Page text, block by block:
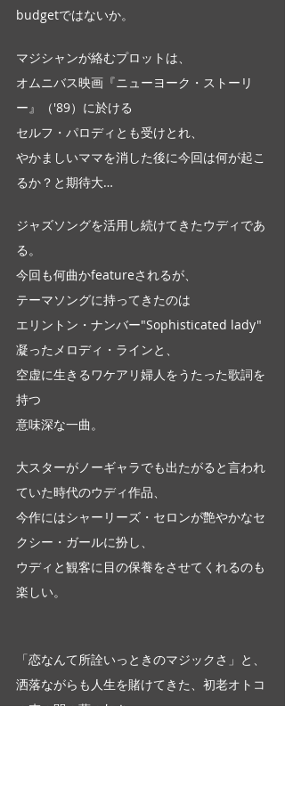
budgetではないか。
マジシャンが絡むプロットは、
オムニバス映画『ニューヨーク・ストーリ
ー』（'89）に於ける
セルフ・パロディとも受けとれ、
やかましいママを消した後に今回は何が起こ
るか？と期待大…
ジャズソングを活用し続けてきたウディであ
る。
今回も何曲かfeatureされるが、
テーマソングに持ってきたのは
エリントン・ナンバー"Sophisticated lady"
凝ったメロディ・ラインと、
空虚に生きるワケアリ婦人をうたった歌詞を
持つ
意味深な一曲。
大スターがノーギャラでも出たがると言われ
ていた時代のウディ作品、
今作にはシャーリーズ・セロンが艶やかなセ
クシー・ガールに扮し、
ウディと観客に目の保養をさせてくれるのも
楽しい。
「恋なんて所詮いっときのマジックさ」と、
洒落ながらも人生を賭けてきた、初老オトコ
の束の間の夢の如き、